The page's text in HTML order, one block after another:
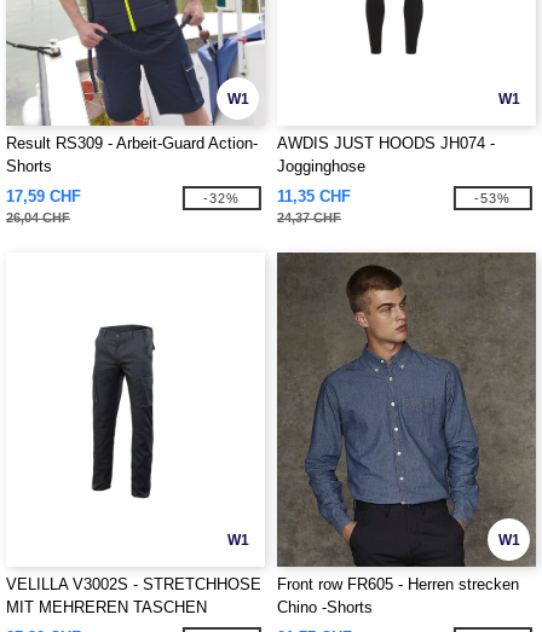
W1
Result RS309 - Arbeit-Guard Action-
Shorts
17,59 CHF
26,04 CHF
-32%
W1
AWDIS JUST HOODS JH074 -
Jogginghose
11,35 CHF
24,37 CHF
-53%
W1
VELILLA V3002S - STRETCHHOSE
MIT MEHREREN TASCHEN
W1
Front row FR605 - Herren strecken
Chino -Shorts